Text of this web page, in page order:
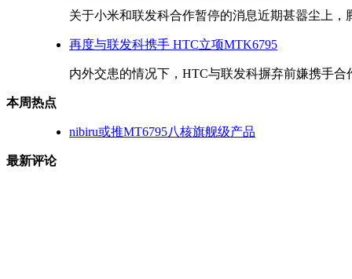
关于小米和联发科合作暂停的消息近期甚嚣尘上，
再度与联发科携手 HTC立项MTK6795
内外交患的情况下，HTC与联发科摒弃前嫌携手合
本周热点
nibiru或推MT6795八核旗舰级产品
最新评论